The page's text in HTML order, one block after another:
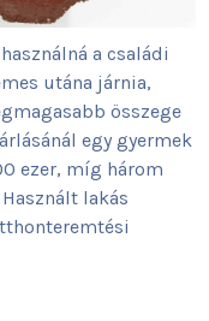
a családi
utána járnia,
összege
egy gyermek
ezer, míg három
lakás